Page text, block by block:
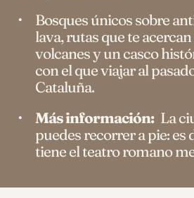
Bosques únicos sobre
lava, rutas que te
volcanes y un casco
con el que viajar al
Cataluña.
Más información: La
puedes recorrer a pie: es
tiene el teatro romano